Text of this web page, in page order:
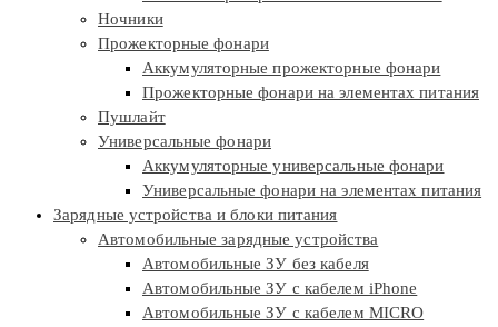
Ночники
Прожекторные фонари
Аккумуляторные прожекторные фонари
Прожекторные фонари на элементах питания
Пушлайт
Универсальные фонари
Аккумуляторные универсальные фонари
Универсальные фонари на элементах питания
Зарядные устройства и блоки питания
Автомобильные зарядные устройства
Автомобильные ЗУ без кабеля
Автомобильные ЗУ с кабелем iPhone
Автомобильные ЗУ с кабелем MICRO